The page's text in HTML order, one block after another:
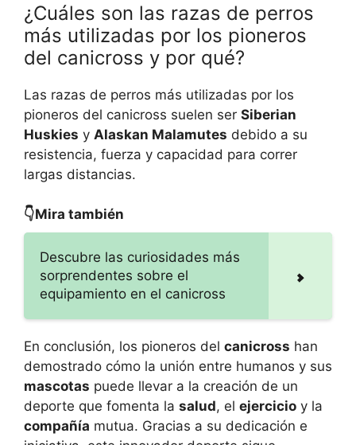
¿Cuáles son las razas de perros
más utilizadas por los pioneros
del canicross y por qué?
Las razas de perros más utilizadas por los
pioneros del canicross suelen ser Siberian
Huskies y Alaskan Malamutes debido a su
resistencia, fuerza y capacidad para correr
largas distancias.
👇Mira también
Descubre las curiosidades más
sorprendentes sobre el
equipamiento en el canicross
En conclusión, los pioneros del canicross han
demostrado cómo la unión entre humanos y sus
mascotas puede llevar a la creación de un
deporte que fomenta la salud, el ejercicio y la
compañía mutua. Gracias a su dedicación e